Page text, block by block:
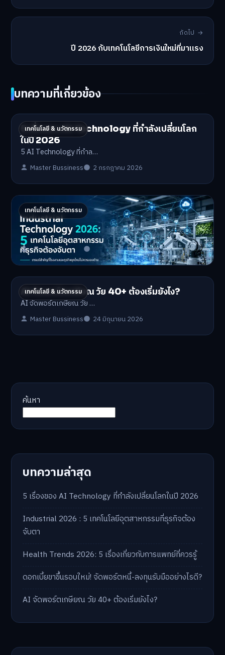
ถัดไป →
ปี 2026 กับเทคโนโลยีการเงินใหม่ที่มาแรง
บทความที่เกี่ยวข้อง
เทคโนโลยี & นวัตกรรม
5 เรื่องของ AI Technology ที่กำลังเปลี่ยนโลก
ในปี 2026
5 AI Technology ที่กำล…
Master Bussiness 2 กรกฎาคม 2026
เทคโนโลยี & นวัตกรรม
Industrial 2026 : 5 เทคโนโลยีอุตสาหกรรมที่
ธุรกิจต้องจับตา
Industrial Technology …
Master Bussiness 1 กรกฎาคม 2026
เทคโนโลยี & นวัตกรรม
AI จัดพอร์ตเกษียณ วัย 40+ ต้องเริ่มยังไง?
AI จัดพอร์ตเกษียณ วัย …
Master Bussiness 24 มิถุนายน 2026
ค้นหา
บทความล่าสุด
5 เรื่องของ AI Technology ที่กำลังเปลี่ยนโลกในปี 2026
Industrial 2026 : 5 เทคโนโลยีอุตสาหกรรมที่ธุรกิจต้อง
จับตา
Health Trends 2026: 5 เรื่องเกี่ยวกับการแพทย์ที่ควรรู้
ดอกเบี้ยขาขึ้นรอบใหม่! จัดพอร์ตหนี้-ลงทุนรับมืออย่างไรดี?
AI จัดพอร์ตเกษียณ วัย 40+ ต้องเริ่มยังไง?